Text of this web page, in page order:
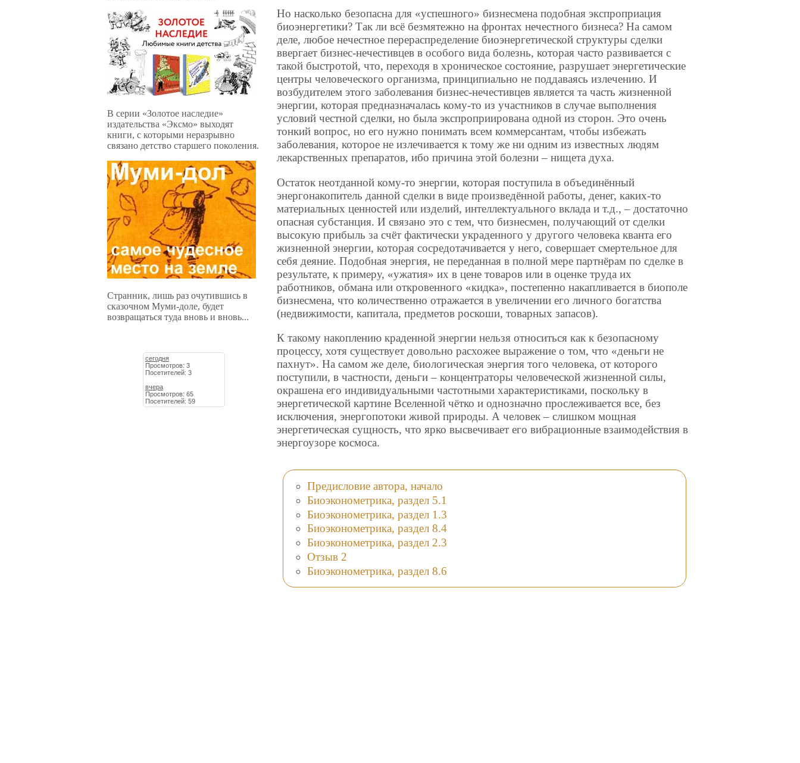
В серии «Золотое наследие»
издательства «Эксмо» выходят
книги, с которыми неразрывно
связано детство старшего поколения.
Странник, лишь раз очутившись в
сказочном Муми-доле, будет
возвращаться туда вновь и вновь...
сегодня
Просмотров: 3
Посетителей: 3
вчера
Просмотров: 65
Посетителей: 59
Но насколько безопасна для «успешного» бизнесмена подобная экспроприация
биоэнергетики? Так ли всё безмятежно на фронтах нечестного бизнеса? На самом
деле, любое нечестное перераспределение биоэнергетической структуры сделки
ввергает бизнес-нечестивцев в особого вида болезнь, которая часто развивается с
такой быстротой, что, переходя в хроническое состояние, разрушает энергетические
центры человеческого организма, принципиально не поддаваясь излечению. И
возбудителем этого заболевания бизнес-нечестивцев является та часть жизненной
энергии, которая предназначалась кому-то из участников в случае выполнения
условий честной сделки, но была экспроприирована одной из сторон. Это очень
тонкий вопрос, но его нужно понимать всем коммерсантам, чтобы избежать
заболевания, которое не излечивается к тому же ни одним из известных людям
лекарственных препаратов, ибо причина этой болезни – нищета духа.
Остаток неотданной кому-то энергии, которая поступила в объединённый
энергонакопитель данной сделки в виде произведённой работы, денег, каких-то
материальных ценностей или изделий, интеллектуального вклада и т.д., – достаточно
опасная субстанция. И связано это с тем, что бизнесмен, получающий от сделки
высокую прибыль за счёт фактически украденного у другого человека кванта его
жизненной энергии, которая сосредотачивается у него, совершает смертельное для
себя деяние. Подобная энергия, не переданная в полной мере партнёрам по сделке в
результате, к примеру, «ужатия» их в цене товаров или в оценке труда их
работников, обмана или откровенного «кидка», постепенно накапливается в биополе
бизнесмена, что количественно отражается в увеличении его личного богатства
(недвижимости, капитала, предметов роскоши, товарных запасов).
К такому накоплению краденной энергии нельзя относиться как к безопасному
процессу, хотя существует довольно расхожее выражение о том, что «деньги не
пахнут». На самом же деле, биологическая энергия того человека, от которого
поступили, в частности, деньги – концентраторы человеческой жизненной силы,
окрашена его индивидуальными частотными характеристиками, поскольку в
энергетической картине Вселенной чётко и однозначно прослеживается все, без
исключения, энергопотоки живой природы. А человек – слишком мощная
энергетическая сущность, что ярко высвечивает его вибрационные взаимодействия в
энергоузоре космоса.
Предисловие автора, начало
Биоэконометрика, раздел 5.1
Биоэконометрика, раздел 1.3
Биоэконометрика, раздел 8.4
Биоэконометрика, раздел 2.3
Отзыв 2
Биоэконометрика, раздел 8.6